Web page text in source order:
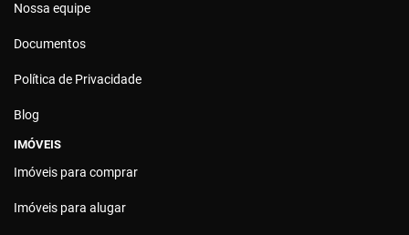
Nossa equipe
Documentos
Política de Privacidade
Blog
IMÓVEIS
Imóveis para comprar
Imóveis para alugar